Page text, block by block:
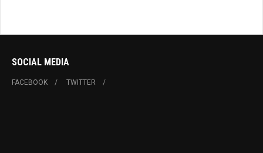
SOCIAL MEDIA
FACEBOOK TWITTER